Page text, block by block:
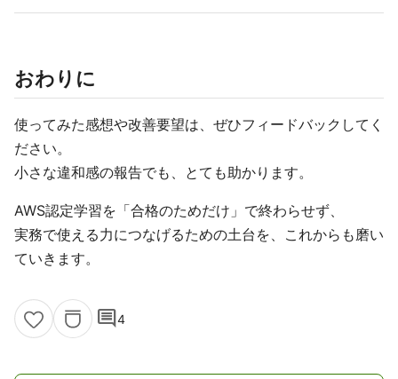
おわりに
使ってみた感想や改善要望は、ぜひフィードバックしてく
ださい。
小さな違和感の報告でも、とても助かります。
AWS認定学習を「合格のためだけ」で終わらせず、
実務で使える力につなげるための土台を、これからも磨い
ていきます。
comment4